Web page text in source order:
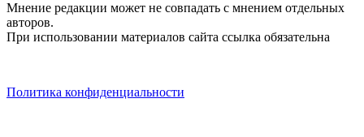
Мнение редакции может не совпадать с мнением отдельных
авторов.
При использовании материалов сайта ссылка обязательна
Политика конфиденциальности